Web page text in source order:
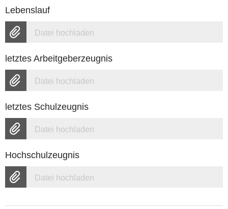
Lebenslauf
Datei hochladen
letztes Arbeitgeberzeugnis
Datei hochladen
letztes Schulzeugnis
Datei hochladen
Hochschulzeugnis
Datei hochladen